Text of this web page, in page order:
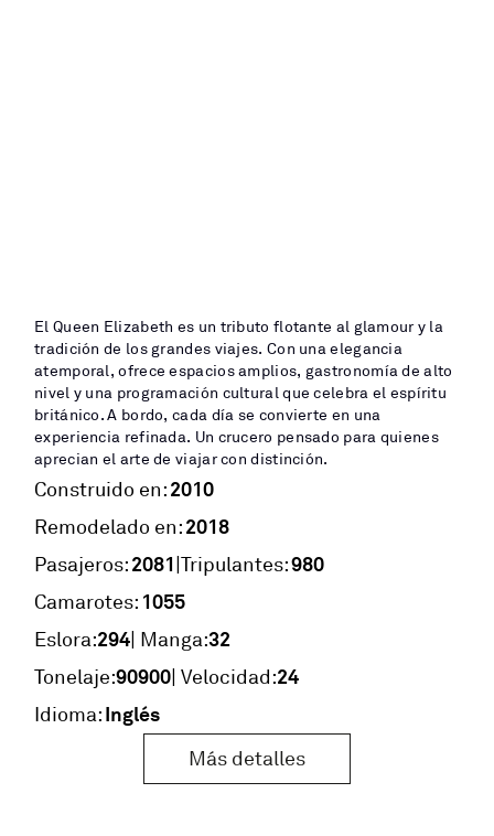
El Queen Elizabeth es un tributo flotante al glamour y la
tradición de los grandes viajes. Con una elegancia
atemporal, ofrece espacios amplios, gastronomía de alto
nivel y una programación cultural que celebra el espíritu
británico. A bordo, cada día se convierte en una
experiencia refinada. Un crucero pensado para quienes
aprecian el arte de viajar con distinción.
Construido en:2010
Remodelado en:2018
Pasajeros:2081|Tripulantes:980
Camarotes: 1055
Eslora:294| Manga:32
Tonelaje:90900| Velocidad:24
Idioma:Inglés
Más detalles